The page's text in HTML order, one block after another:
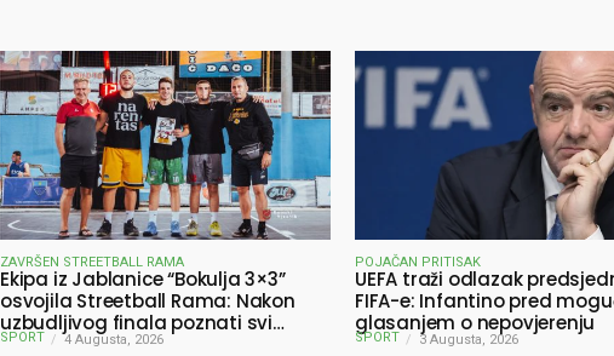
ZAVRŠEN STREETBALL RAMA
Ekipa iz Jablanice “Bokulja 3×3”
osvojila Streetball Rama: Nakon
uzbudljivog finala poznati svi
pobjednici turnira
SPORT 4 Augusta, 2026
POJAČAN PRITISAK
UEFA traži odlazak
FIFA-e: Infantino pred
glasanjem o nepovjerenju
SPORT 3 Augusta, 2026